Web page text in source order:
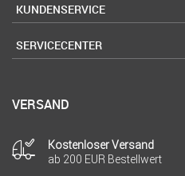
KUNDENSERVICE
SERVICECENTER
VERSAND
Kostenloser Versand
ab 200 EUR Bestellwert